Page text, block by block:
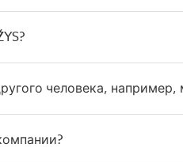
человека,